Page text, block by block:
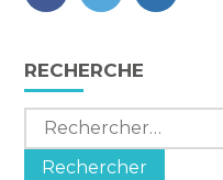
FaceBook
Twitter
Blog
sidebar
RECHERCHE
Rechercher :